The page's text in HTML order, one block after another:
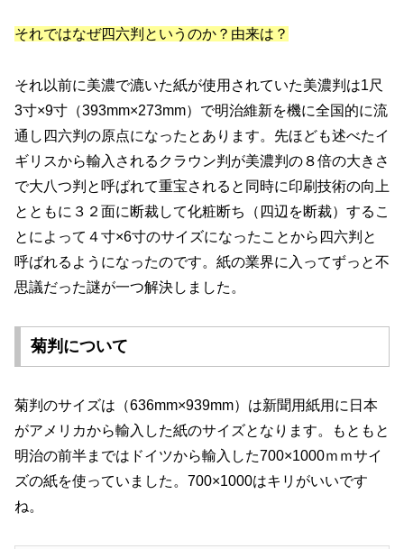
それではなぜ四六判というのか？由来は？
それ以前に美濃で漉いた紙が使用されていた美濃判は1尺
3寸×9寸（393mm×273mm）で明治維新を機に全国的に流
通し四六判の原点になったとあります。先ほども述べたイ
ギリスから輸入されるクラウン判が美濃判の８倍の大きさ
で大八つ判と呼ばれて重宝されると同時に印刷技術の向上
とともに３２面に断裁して化粧断ち（四辺を断裁）するこ
とによって４寸×6寸のサイズになったことから四六判と
呼ばれるようになったのです。紙の業界に入ってずっと不
思議だった謎が一つ解決しました。
菊判について
菊判のサイズは（636mm×939mm）は新聞用紙用に日本
がアメリカから輸入した紙のサイズとなります。もともと
明治の前半まではドイツから輸入した700×1000ｍｍサイ
ズの紙を使っていました。700×1000はキリがいいです
ね。